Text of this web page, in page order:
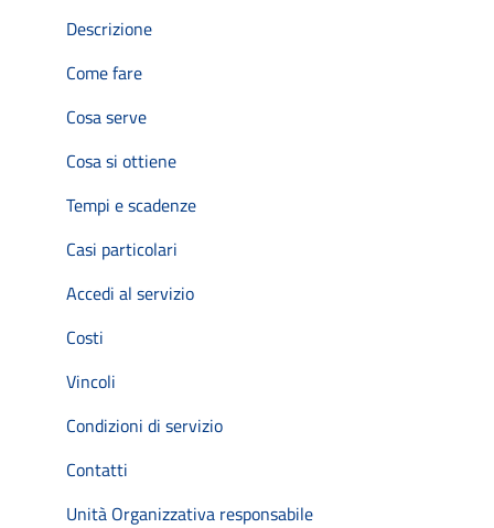
Descrizione
Come fare
Cosa serve
Cosa si ottiene
Tempi e scadenze
Casi particolari
Accedi al servizio
Costi
Vincoli
Condizioni di servizio
Contatti
Unità Organizzativa responsabile